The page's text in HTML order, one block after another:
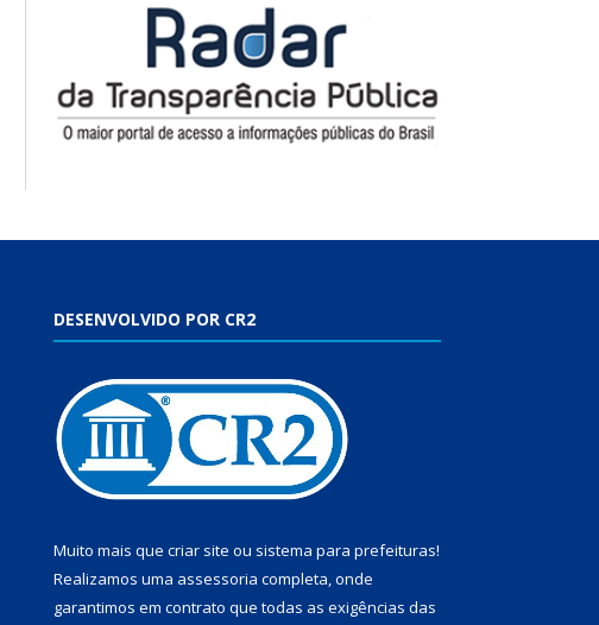
DESENVOLVIDO POR CR2
Muito mais que criar site ou sistema para prefeituras!
Realizamos uma assessoria completa, onde
garantimos em contrato que todas as exigências das